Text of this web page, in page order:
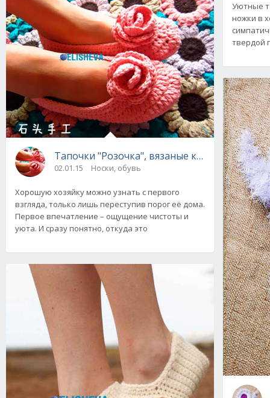
Тапочки "Розочка", вязаные крючком
02.01.15 Носки, обувь
Хорошую хозяйку можно узнать с первого
взгляда, только лишь переступив порог её дома.
Первое впечатление – ощущение чистоты и
уюта. И сразу понятно, откуда это
Уютные
ножки в
твердой